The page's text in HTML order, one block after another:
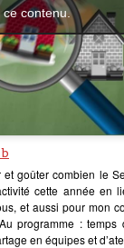
ce contenu.
goûter combien le
cette année en
et aussi pour mon
programme : temps
en équipes et